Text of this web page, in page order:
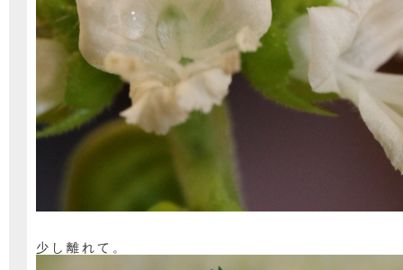
少し離れて。